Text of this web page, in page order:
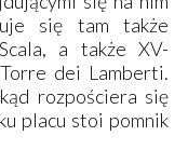
się tam także
a także XV-
dei Lamberti.
rozpościera się
placu stoi pomnik